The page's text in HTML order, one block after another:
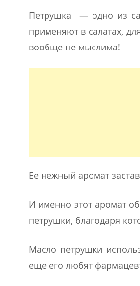
Петрушка — одно из
применяют в салатах,
вообще не мыслима!
Ее нежный аромат
И именно этот аромат
петрушки, благодаря
Масло петрушки
еще его любят